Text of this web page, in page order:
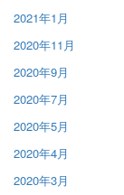
2021年1月
2020年11月
2020年9月
2020年7月
2020年5月
2020年4月
2020年3月